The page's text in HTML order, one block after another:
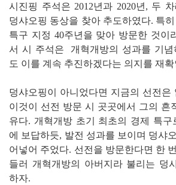
시진핑 주석은 2012년과 2020년, 두
덩샤오핑 동상을 찾아 추도하였다. 특히
특구 지정 40주년을 맞아 방문한 것이
서 시 주석은 개혁개방의 성과를 기념
도 이를 계속 추진하겠다는 의지를 재
덩샤오핑이 아니었다면 지금의 선전
이것이 선전 방문 시 곳곳에서 그의 흔
유다. 개혁개방 초기 최초의 경제 특구
에 보답하듯, 발전 성과를 보이며 덩샤
어넣어 주었다. 선전을 방문한다면 한
들러 개혁개방의 아버지라 불리는 덩
하자.